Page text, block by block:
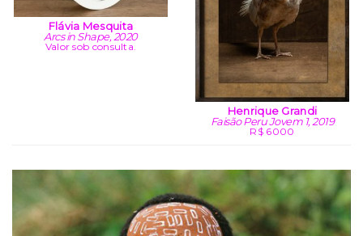
Flávia Mesquita
Arcs in Shape, 2020
Valor sob consulta.
Henrique Grandi
Faisão Peru Jovem 1, 2019
R$ 6000